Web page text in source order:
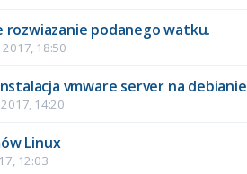
rozwiazanie podanego watku.
18:50
vmware server na debianie
14:20
Linux
12:03